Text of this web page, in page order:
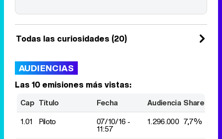
Todas las curiosidades (20)
AUDIENCIAS
Las 10 emisiones más vistas:
Cap Título Fecha Audiencia Share
1.01
Piloto 07/10/16 -
11:57
1.296.000 7,7%